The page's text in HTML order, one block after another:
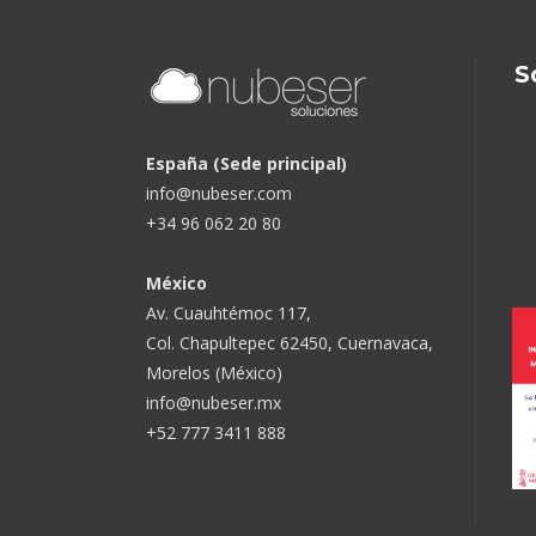
España (Sede principal)
info@nubeser.com
+34 96 062 20 80
México
Av. Cuauhtémoc 117,
Col. Chapultepec 62450, Cuernavaca,
Morelos (México)
info@nubeser.mx
+52 777 3411 888